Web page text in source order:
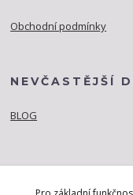
Obchodní podmínky
NEVČASTĚJŠÍ
BLOG